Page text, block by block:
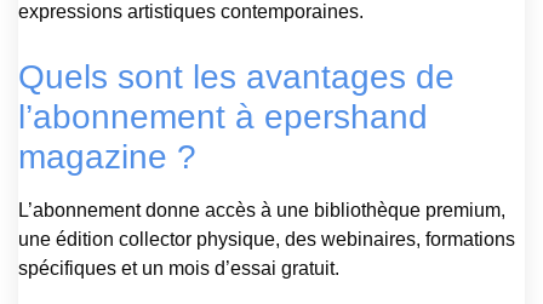
expressions artistiques contemporaines.
Quels sont les avantages de
l’abonnement à epershand
magazine ?
L’abonnement donne accès à une bibliothèque premium,
une édition collector physique, des webinaires, formations
spécifiques et un mois d’essai gratuit.